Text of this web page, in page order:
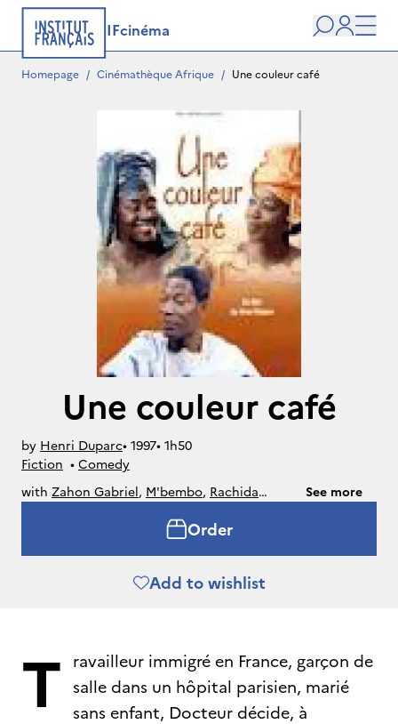
IFcinéma
Search
user
Homepage / Cinémathèque Afrique / Une couleur café
Une couleur café
by Henri Duparc• 1997• 1h50
Fiction • Comedy
with Zahon Gabriel, M'bembo, Rachida
See more
Order
Add to wishlist
T ravailleur immigré en France, garçon de
salle dans un hôpital parisien, marié
sans enfant, Docteur décide, à